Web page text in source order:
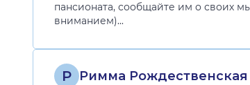
пансионата, сообщайте им о своих
вниманием)...
Р Римма Рождественская